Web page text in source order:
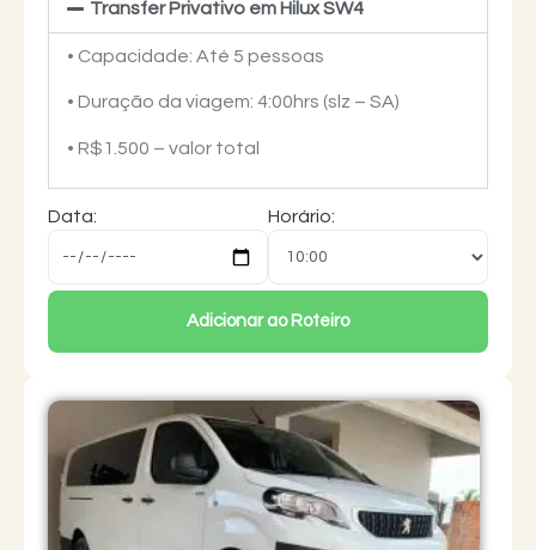
Transfer Privativo em Hilux SW4
• Capacidade: Até 5 pessoas
• Duração da viagem: 4:00hrs (slz – SA)
• R$1.500 – valor total
Data: Horário:
Adicionar ao Roteiro